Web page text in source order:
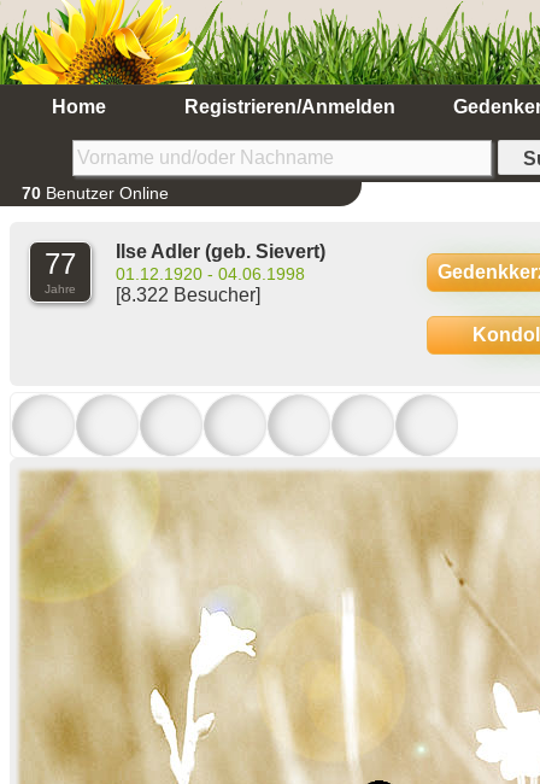
Home Registrieren/Anmelden
70 Benutzer Online
77
Jahre
Ilse Adler (geb. Sievert)
01.12.1920 - 04.06.1998
[8.322 Besucher]